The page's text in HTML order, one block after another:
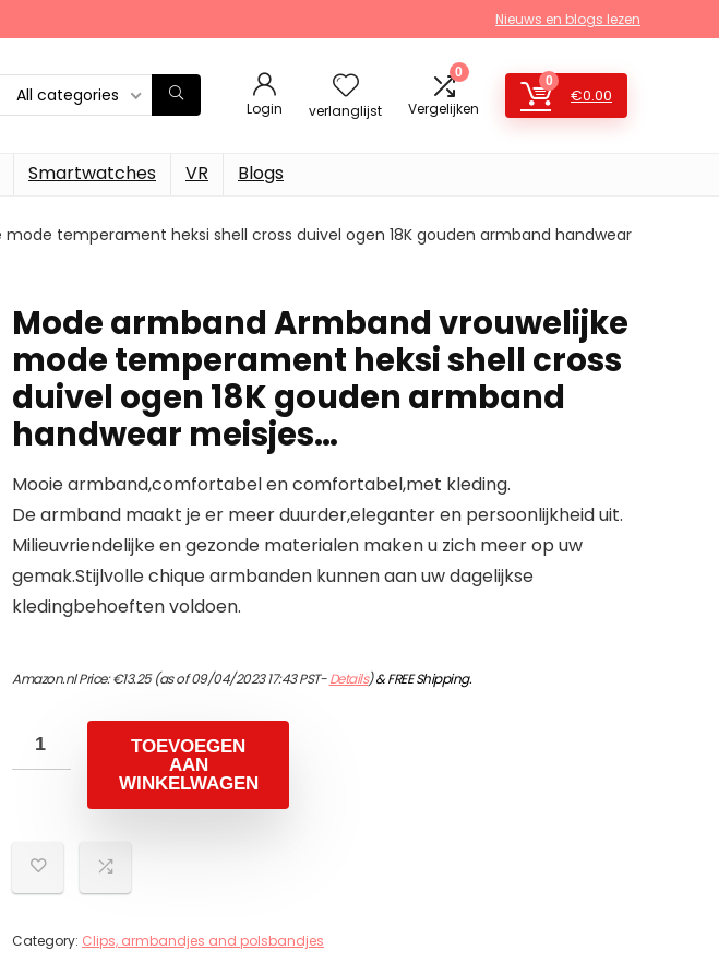
Nieuws en blogs lezen
All categories
Login verlanglijst
0
Vergelijken
0
€0.00
Smartwatches VR Blogs
temperament heksi shell cross duivel ogen 18K gouden armband handwear
Mode armband Armband vrouwelijke
mode temperament heksi shell cross
duivel ogen 18K gouden armband
handwear meisjes…
Mooie armband,comfortabel en comfortabel,met kleding.
De armband maakt je er meer duurder,eleganter en persoonlijkheid uit.
Milieuvriendelijke en gezonde materialen maken u zich meer op uw
gemak.Stijlvolle chique armbanden kunnen aan uw dagelijkse
kledingbehoeften voldoen.
Amazon.nl Price:€13.25(as of 09/04/2023 17:43 PST-Details)&FREE Shipping.
TOEVOEGEN
AAN
WINKELWAGEN
Category: Clips, armbandjes and polsbandjes